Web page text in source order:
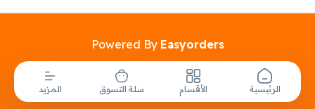
الرئيسية الأقسام سلة التسوق المزيد
Powered By Easyorders